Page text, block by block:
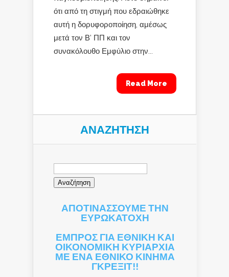
ότι από τη στιγμή που εδραιώθηκε
αυτή η δορυφοροποίηση, αμέσως
μετά τον Β’ ΠΠ και τον
συνακόλουθο Εμφύλιο στην...
Read More
ΑΝΑΖΉΤΗΣΗ
Αναζήτηση
ΑΠΟΤΙΝΑΣΣΟΥΜΕ ΤΗΝ
ΕΥΡΩΚΑΤΟΧΗ
ΕΜΠΡΟΣ ΓΙΑ ΕΘΝΙΚΗ ΚΑΙ
ΟΙΚΟΝΟΜΙΚΗ ΚΥΡΙΑΡΧΙΑ
ΜΕ ΕΝΑ ΕΘΝΙΚΟ ΚΙΝΗΜΑ
ΓΚΡΕΞΙΤ!!